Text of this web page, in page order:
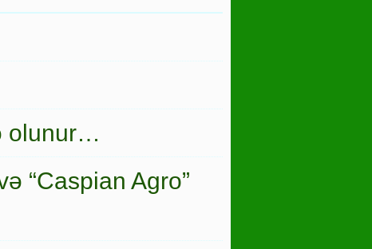
olunur…
“Caspian Agro”